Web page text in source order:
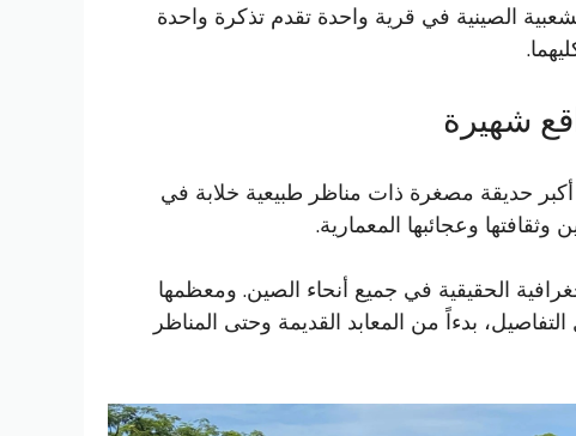
الصينية في قرية واحدة تقدم تذكرة واحدة
التي تغطي مساحة 320,000 متر مربع أكبر حديقة مصغرة ذات مناظر طبيعية خلابة في
وعجائبها المعمارية.
الجغرافية الحقيقية في جميع أنحاء الصين. ومعظمها
كل التفاصيل، بدءاً من المعابد القديمة وحتى المناظر